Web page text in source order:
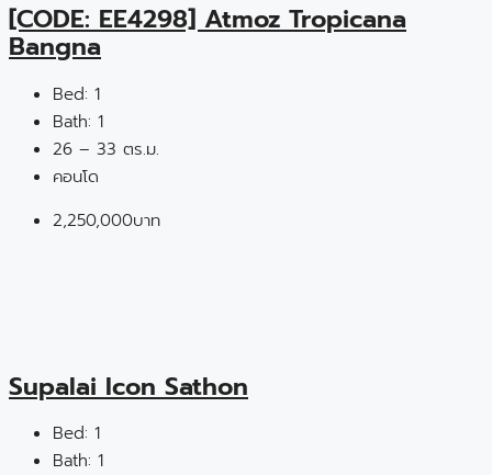
[CODE: EE4298] Atmoz Tropicana
Bangna
Bed: 1
Bath: 1
26 – 33 ตร.ม.
คอนโด
2,250,000บาท
Supalai Icon Sathon
Bed: 1
Bath: 1